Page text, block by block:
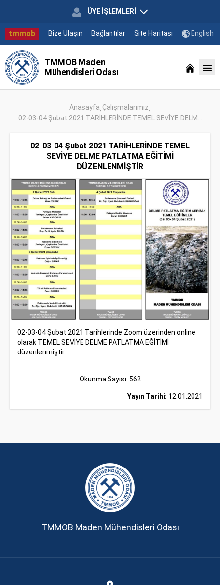
ÜYE İŞLEMLERİ
tmmob Bize Ulaşın Bağlantılar Site Haritası English
TMMOB Maden
Mühendisleri Odası
Anasayfa Çalışmalarımız
02-03-04 Şubat 2021 TARİHLERİNDE TEMEL SEVİYE DELM...
02-03-04 Şubat 2021 TARİHLERİNDE TEMEL
SEVİYE DELME PATLATMA EĞİTİMİ
DÜZENLENMİŞTİR
02-03-04 Şubat 2021 Tarihlerinde Zoom üzerinden online
olarak TEMEL SEVİYE DELME PATLATMA EĞİTİMİ
düzenlenmiştir.
Okunma Sayısı: 562
Yayın Tarihi: 12.01.2021
TMMOB Maden Mühendisleri Odası